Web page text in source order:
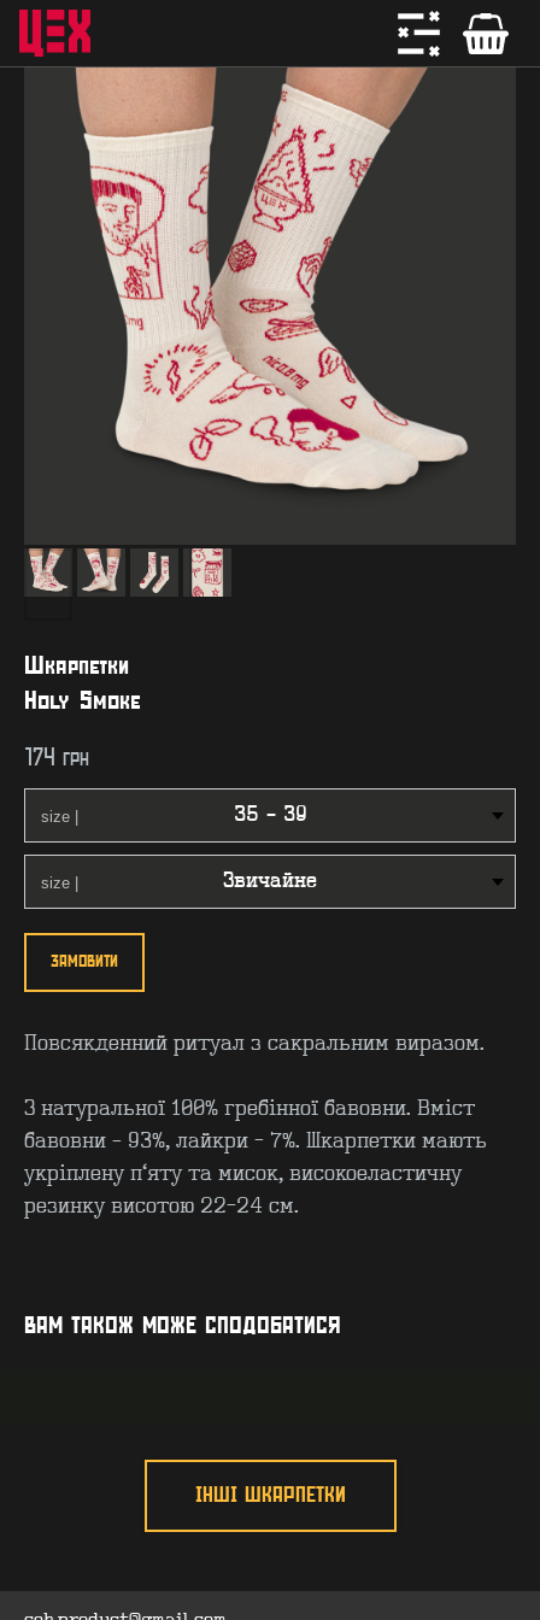
Шкарпетки
Holy Smoke
174 грн
ЗАМОВИТИ
Повсякденний ритуал з сакральним виразом.
З натуральної 100% гребінної бавовни. Вміст
бавовни – 93%, лайкри - 7%. Шкарпетки мають
укріплену п’яту та мисок, високоеластичну
резинку висотою 22-24 см.
ВАМ ТАКОЖ МОЖЕ СПОДОБАТИСЯ
ІНШІ ШКАРПЕТКИ
ГУРТ - B2B
INSIDE